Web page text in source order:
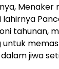
Menaker
tahunan,
jiwa